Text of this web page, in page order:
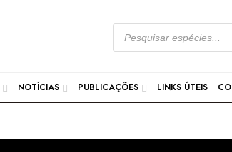
NOTÍCIAS PUBLICAÇÕES LINKS ÚTEIS